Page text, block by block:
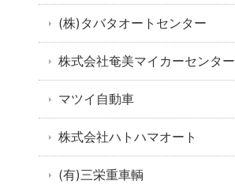
(株)タバタオートセンター
株式会社奄美マイカーセンター
マツイ自動車
株式会社ハトハマオート
(有)三栄重車輌